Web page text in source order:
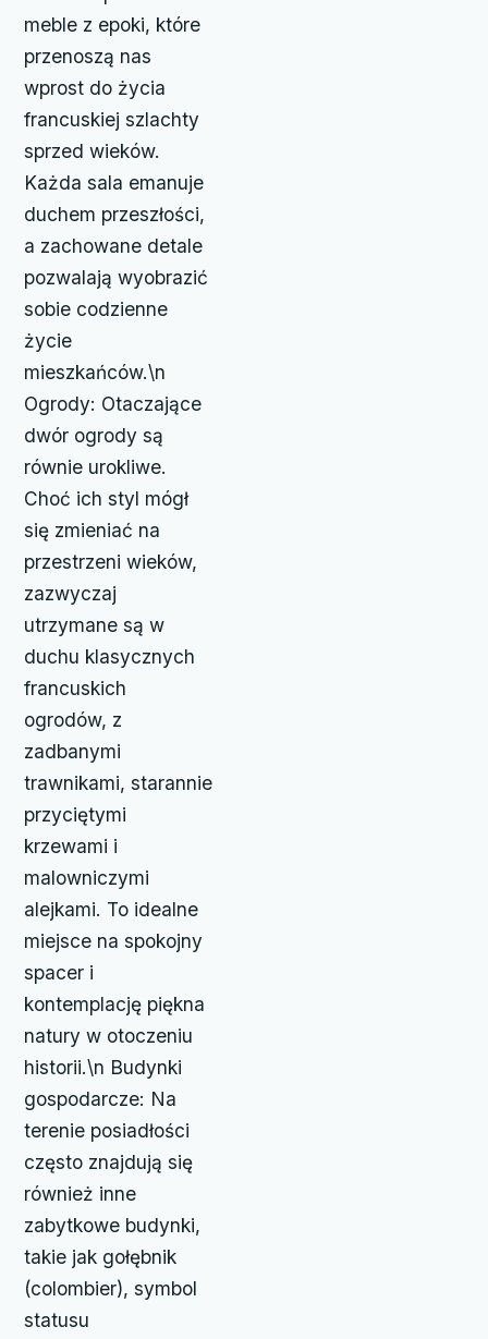
meble z epoki, które
przenoszą nas
wprost do życia
francuskiej szlachty
sprzed wieków.
Każda sala emanuje
duchem przeszłości,
a zachowane detale
pozwalają wyobrazić
sobie codzienne
życie
mieszkańców.\n
Ogrody: Otaczające
dwór ogrody są
równie urokliwe.
Choć ich styl mógł
się zmieniać na
przestrzeni wieków,
zazwyczaj
utrzymane są w
duchu klasycznych
francuskich
ogrodów, z
zadbanymi
trawnikami, starannie
przyciętymi
krzewami i
malowniczymi
alejkami. To idealne
miejsce na spokojny
spacer i
kontemplację piękna
natury w otoczeniu
historii.\n Budynki
gospodarcze: Na
terenie posiadłości
często znajdują się
również inne
zabytkowe budynki,
takie jak gołębnik
(colombier), symbol
statusu